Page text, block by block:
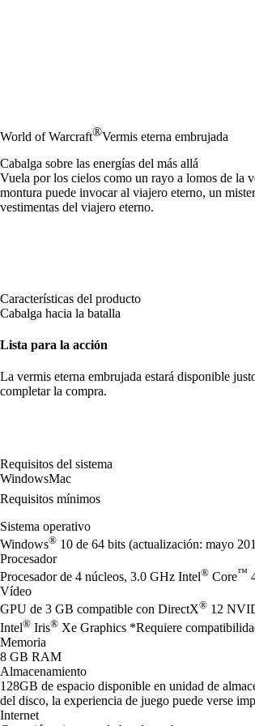
World of Warcraft®Vermis eterna embrujada
Cabalga sobre las energías del más allá
Vuela por los cielos como un rayo a lomos de la
montura puede invocar al viajero eterno, un
vestimentas del viajero eterno.
Características del producto
Cabalga hacia la batalla
Lista para la acción
La vermis eterna embrujada estará disponible
completar la compra.
Requisitos del sistema
WindowsMac
Requisitos mínimos
Sistema operativo
Windows® 10 de 64 bits (actualización: mayo
Procesador
Procesador de 4 núcleos, 3.0 GHz Intel® Core™
Vídeo
GPU de 3 GB compatible con DirectX® 12
Intel® Iris® Xe Graphics *Requiere
Memoria
8 GB RAM
Almacenamiento
128GB de espacio disponible en unidad de
del disco, la experiencia de juego puede verse
Internet